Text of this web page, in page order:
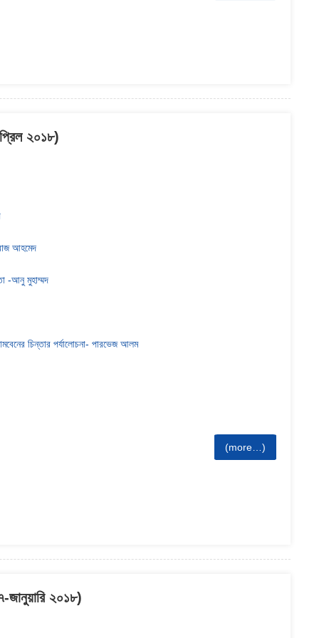
২০১৮)
আহমেদ
-আনু মুহাম্মদ
চিন্তার পর্যালোচনা- পারভেজ আলম
(more…)
জানুয়ারি ২০১৮)